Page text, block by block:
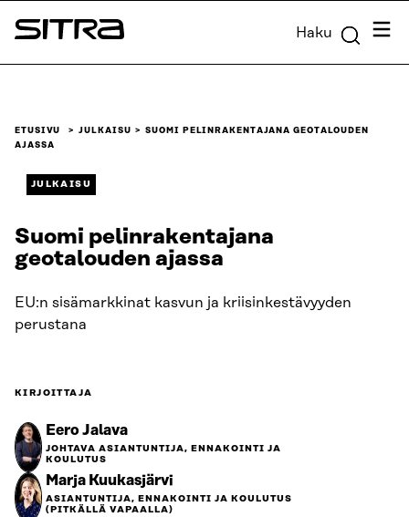
Siirry
suoraan
Sitra Haku
ETUSIVU JULKAISU
SUOMI PELINRAKENTAJANA GEOTALOUDEN
AJASSA
JULKAISU
Suomi pelinrakentajana
geotalouden ajassa
EU:n sisämarkkinat kasvun ja kriisinkestävyyden
perustana
KIRJOITTAJA
Eero Jalava
JOHTAVA ASIANTUNTIJA, ENNAKOINTI JA
KOULUTUS
Marja Kuukasjärvi
ASIANTUNTIJA, ENNAKOINTI JA KOULUTUS
(PITKÄLLÄ VAPAALLA)